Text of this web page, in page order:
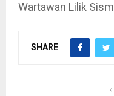
Wartawan Lilik
SHARE